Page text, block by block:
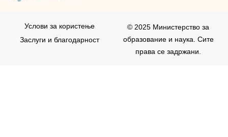
© 2025 Министерство за
образование и наука. Сите
права се задржани.
Услови за користењe
Заслуги и благодарност